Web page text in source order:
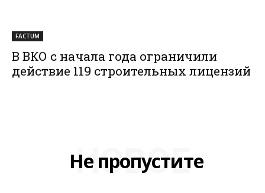
FACTUM
В ВКО с начала года ограничили
действие 119 строительных лицензий
Не пропустите
НОВОЕ